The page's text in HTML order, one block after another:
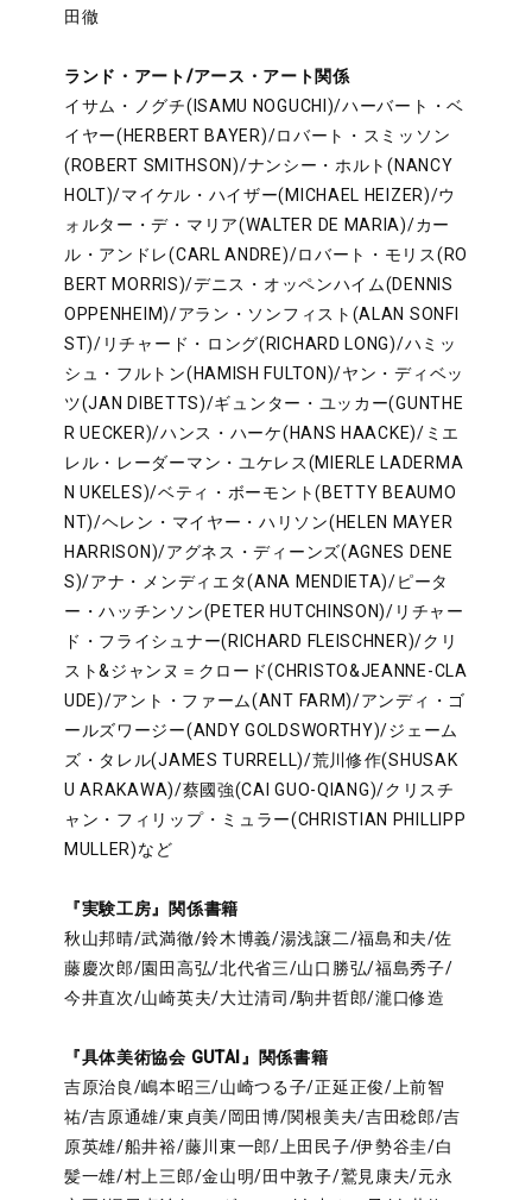
田徹
ランド・アート/アース・アート関係
イサム・ノグチ(ISAMU NOGUCHI)/ハーバート・ベ
イヤー(HERBERT BAYER)/ロバート・スミッソン
(ROBERT SMITHSON)/ナンシー・ホルト(NANCY
HOLT)/マイケル・ハイザー(MICHAEL HEIZER)/ウ
ォルター・デ・マリア(WALTER DE MARIA)/カー
ル・アンドレ(CARL ANDRE)/ロバート・モリス(RO
BERT MORRIS)/デニス・オッペンハイム(DENNIS
OPPENHEIM)/アラン・ソンフィスト(ALAN SONFI
ST)/リチャード・ロング(RICHARD LONG)/ハミッ
シュ・フルトン(HAMISH FULTON)/ヤン・ディベッ
ツ(JAN DIBETTS)/ギュンター・ユッカー(GUNTHE
R UECKER)/ハンス・ハーケ(HANS HAACKE)/ミエ
レル・レーダーマン・ユケレス(MIERLE LADERMA
N UKELES)/ベティ・ボーモント(BETTY BEAUMO
NT)/ヘレン・マイヤー・ハリソン(HELEN MAYER
HARRISON)/アグネス・ディーンズ(AGNES DENE
S)/アナ・メンディエタ(ANA MENDIETA)/ピータ
ー・ハッチンソン(PETER HUTCHINSON)/リチャー
ド・フライシュナー(RICHARD FLEISCHNER)/クリ
スト&ジャンヌ＝クロード(CHRISTO&JEANNE-CLA
UDE)/アント・ファーム(ANT FARM)/アンディ・ゴ
ールズワージー(ANDY GOLDSWORTHY)/ジェーム
ズ・タレル(JAMES TURRELL)/荒川修作(SHUSAK
U ARAKAWA)/蔡國強(CAI GUO-QIANG)/クリスチ
ャン・フィリップ・ミュラー(CHRISTIAN PHILLIPP
MULLER)など
『実験工房』関係書籍
秋山邦晴/武満徹/鈴木博義/湯浅譲二/福島和夫/佐
藤慶次郎/園田高弘/北代省三/山口勝弘/福島秀子/
今井直次/山崎英夫/大辻清司/駒井哲郎/瀧口修造
『具体美術協会 GUTAI』関係書籍
吉原治良/嶋本昭三/山崎つる子/正延正俊/上前智
祐/吉原通雄/東貞美/岡田博/関根美夫/吉田稔郎/吉
原英雄/船井裕/藤川東一郎/上田民子/伊勢谷圭/白
髪一雄/村上三郎/金山明/田中敦子/鷲見康夫/元永